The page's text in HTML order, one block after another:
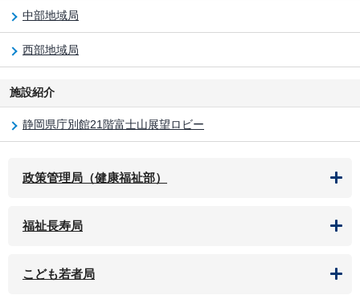
中部地域局
西部地域局
施設紹介
静岡県庁別館21階富士山展望ロビー
政策管理局（健康福祉部）
福祉長寿局
こども若者局